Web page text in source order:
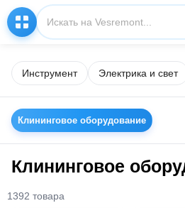
Инструмент Электрика и свет
Клининговое оборудование
Клининговое
1392 товара